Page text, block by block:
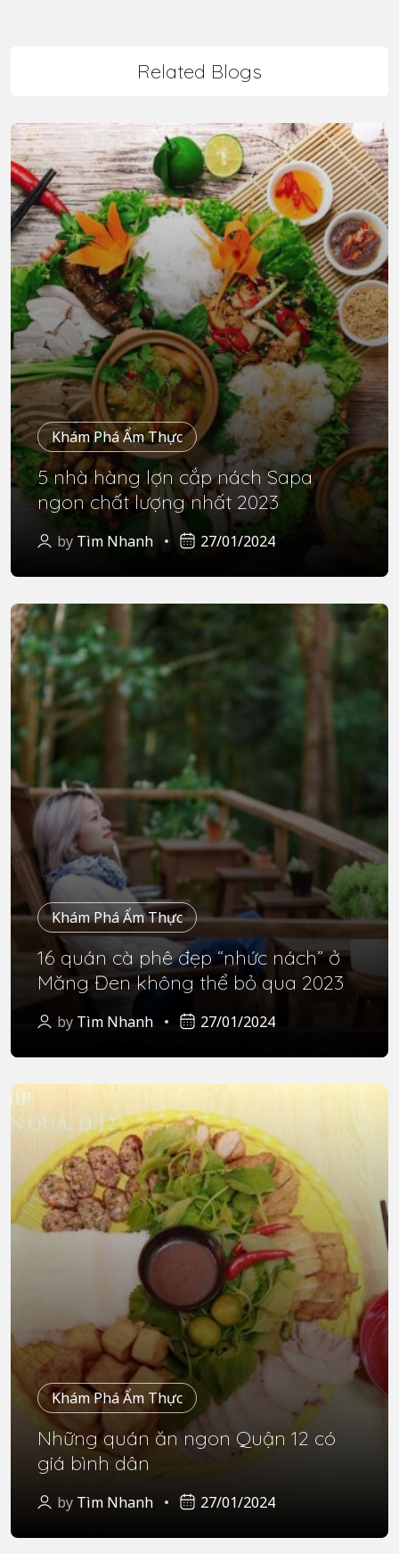
Related Blogs
Khám Phá Ẩm Thực
5 nhà hàng lợn cắp nách Sapa
ngon chất lượng nhất 2023
by Tìm Nhanh 27/01/2024
Khám Phá Ẩm Thực
16 quán cà phê đẹp “nhức nách” ở
Măng Đen không thể bỏ qua 2023
by Tìm Nhanh 27/01/2024
Khám Phá Ẩm Thực
Những quán ăn ngon Quận 12 có
giá bình dân
by Tìm Nhanh 27/01/2024